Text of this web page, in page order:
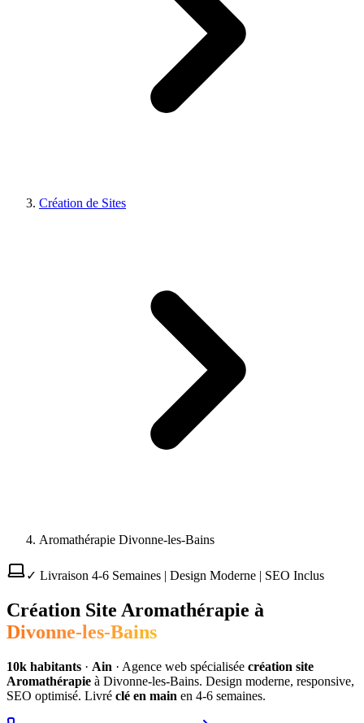
Création de Sites
Aromathérapie Divonne-les-Bains
✓ Livraison 4-6 Semaines | Design Moderne | SEO Inclus
Création Site Aromathérapie à
Divonne-les-Bains
10k habitants · Ain · Agence web spécialisée création site
Aromathérapie à Divonne-les-Bains. Design moderne, responsive,
SEO optimisé. Livré clé en main en 4-6 semaines.